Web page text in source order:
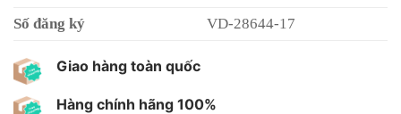
Số đăng ký
VD-28644-17
Giao hàng toàn quốc
Hàng chính hãng 100%